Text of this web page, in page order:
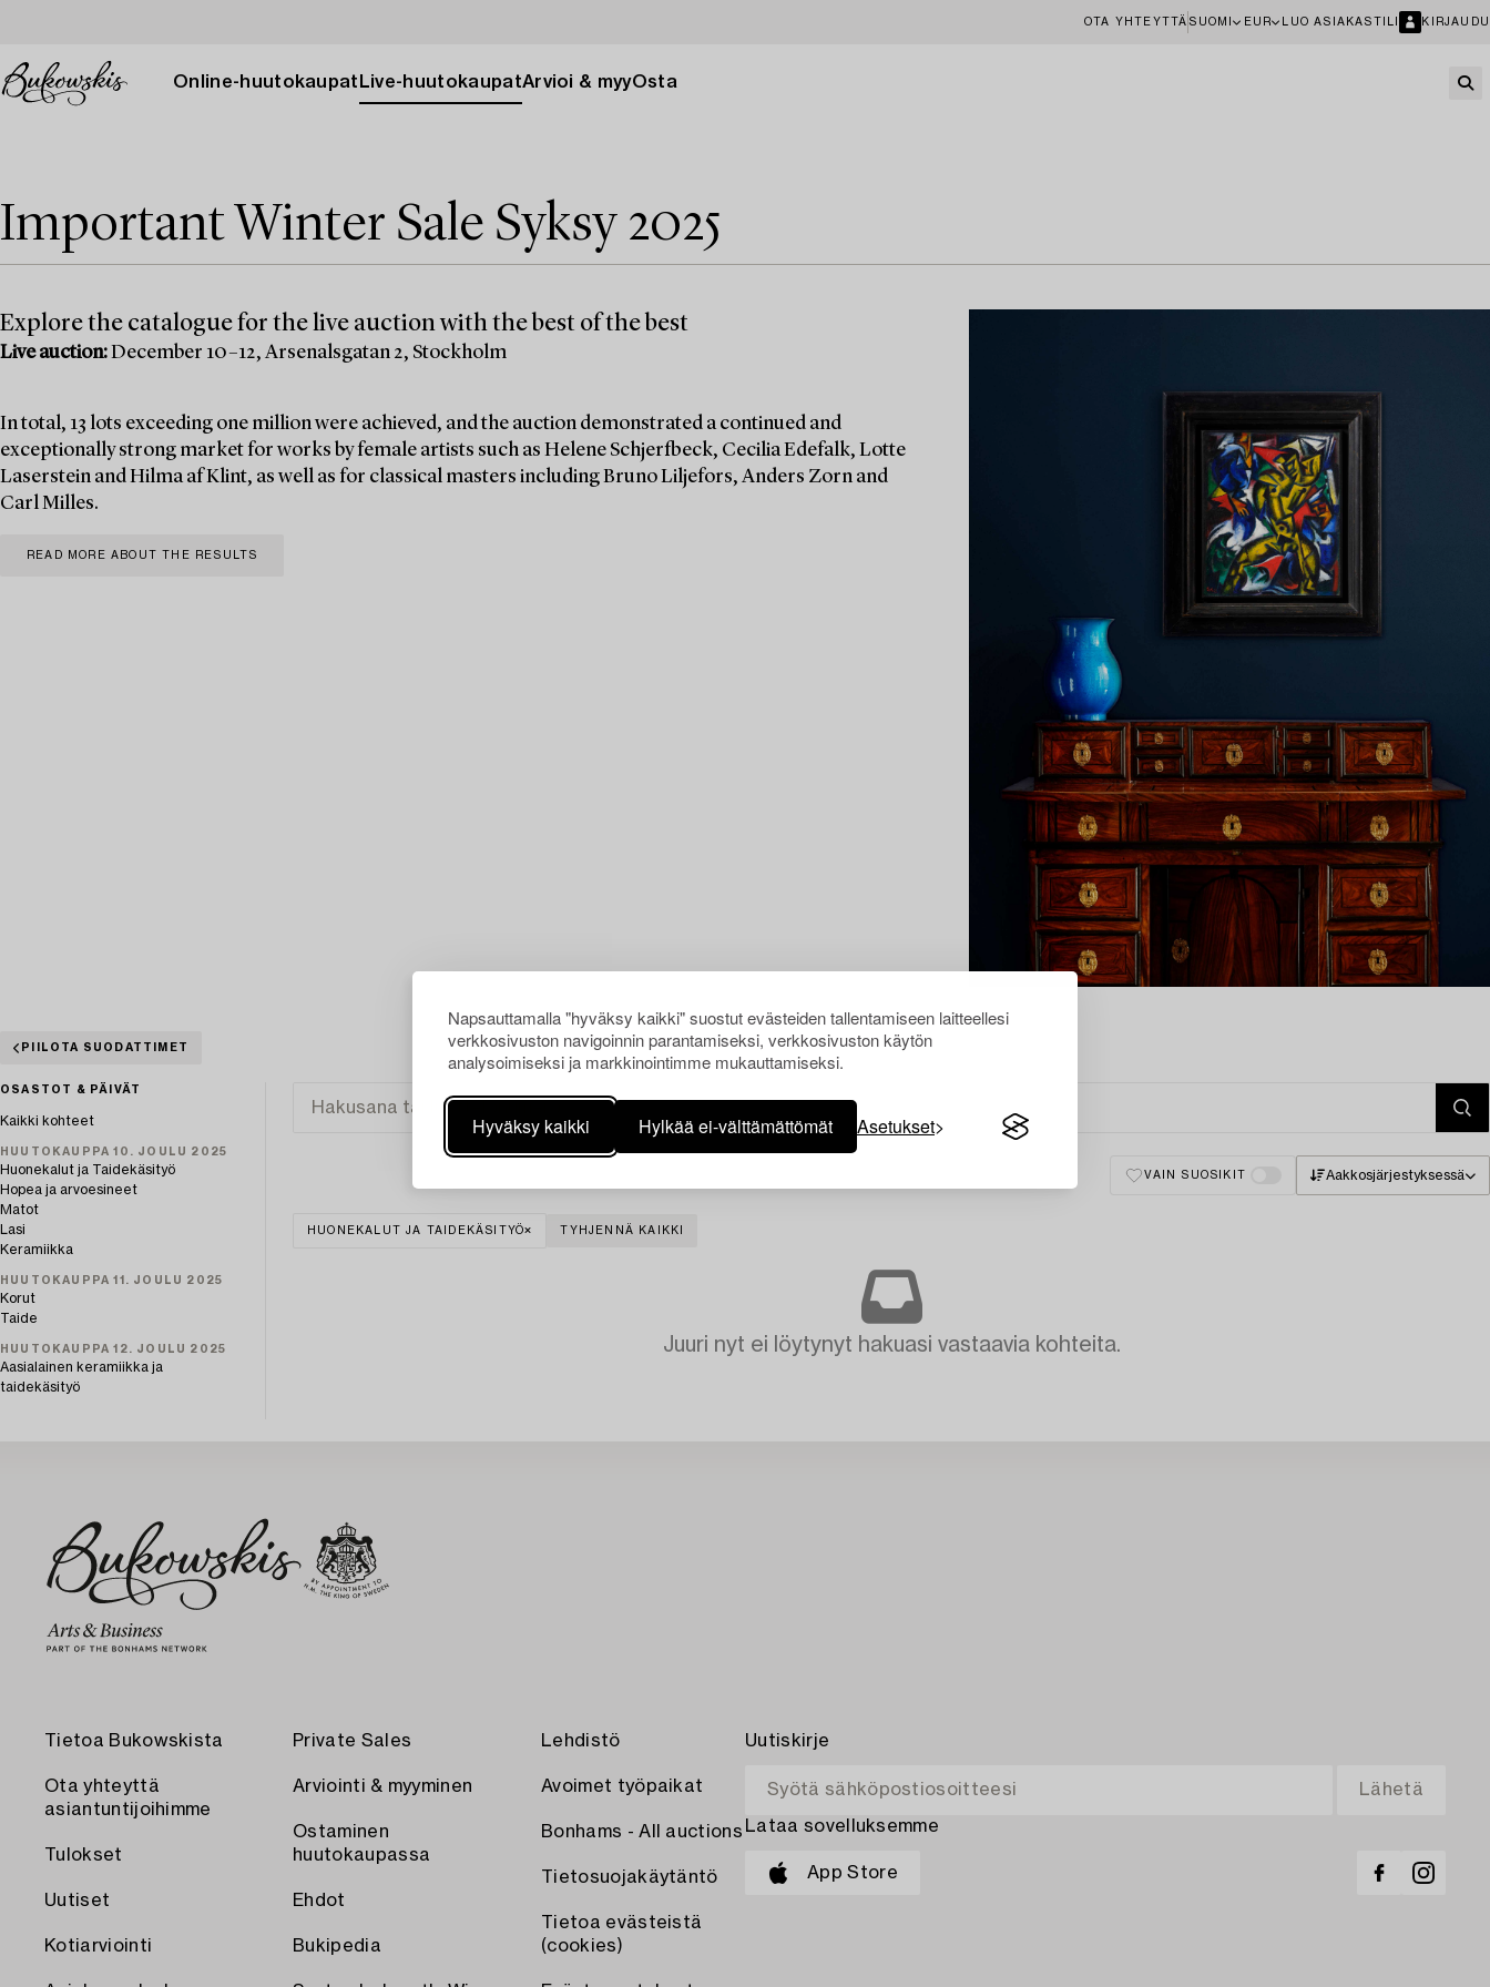
Napsauttamalla "hyväksy kaikki" suostut evästeiden tallentamiseen laitteellesi
verkkosivuston navigoinnin parantamiseksi, verkkosivuston käytön
analysoimiseksi ja markkinointimme mukauttamiseksi.
Hyväksy kaikki Hylkää ei-välttämättömät Asetukset
OTA YHTEYTTÄ SUOMI EUR LUO ASIAKASTILI KIRJAUDU
Online-huutokaupat Live-huutokaupatArvioi & myyOsta
Important Winter Sale Syksy 2025
Explore the catalogue for the live auction with the best of the best
Live auction:December 10–12, Arsenalsgatan 2, Stockholm
In total, 13 lots exceeding one million were achieved, and the auction demonstrated a continued and
exceptionally strong market for works by female artists such as Helene Schjerfbeck, Cecilia Edefalk, Lotte
Laserstein and Hilma af Klint, as well as for classical masters including Bruno Liljefors, Anders Zorn and
Carl Milles.
READ MORE ABOUT THE RESULTS
PIILOTA SUODATTIMET
OSASTOT & PÄIVÄT
Kaikki kohteet
HUUTOKAUPPA 10. JOULU 2025
Huonekalut ja Taidekäsityö
Hopea ja arvoesineet
Matot
Lasi
Keramiikka
HUUTOKAUPPA 11. JOULU 2025
Korut
Taide
HUUTOKAUPPA 12. JOULU 2025
Aasialainen keramiikka ja
taidekäsityö
VAIN SUOSIKIT Aakkosjärjestyksessä
HUONEKALUT JA TAIDEKÄSITYÖ TYHJENNÄ KAIKKI
Juuri nyt ei löytynyt hakuasi vastaavia kohteita.
Tietoa Bukowskista
Ota yhteyttä
asiantuntijoihimme
Tulokset
Uutiset
Kotiarviointi
Private Sales
Arviointi & myyminen
Ostaminen
huutokaupassa
Ehdot
Bukipedia
Lehdistö
Avoimet työpaikat
Bonhams - All auctions
Tietosuojakäytäntö
Tietoa evästeistä
(cookies)
Uutiskirje
Lataa sovelluksemme
App Store